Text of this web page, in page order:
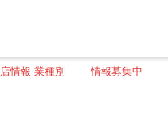
情報-業種別 情報募集中